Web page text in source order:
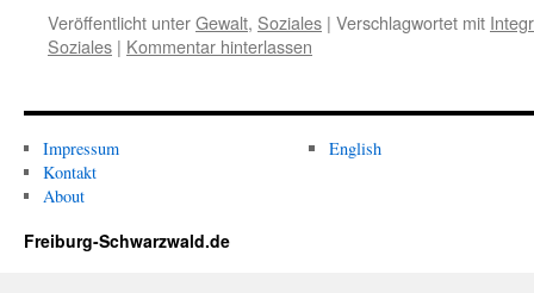
Veröffentlicht unterGewalt, Soziales | Verschlagwortet mit
Soziales | Kommentar hinterlassen
Impressum
Kontakt
About
English
Freiburg-Schwarzwald.de